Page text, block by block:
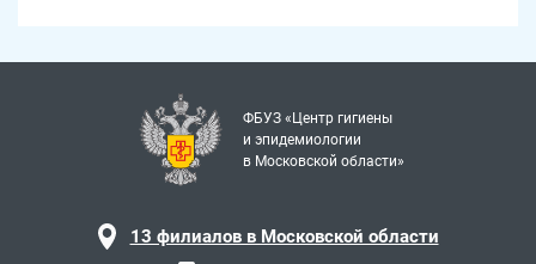
ФБУЗ «Центр гигиены
и эпидемиологии
в Московской области»
13 филиалов в Московской области